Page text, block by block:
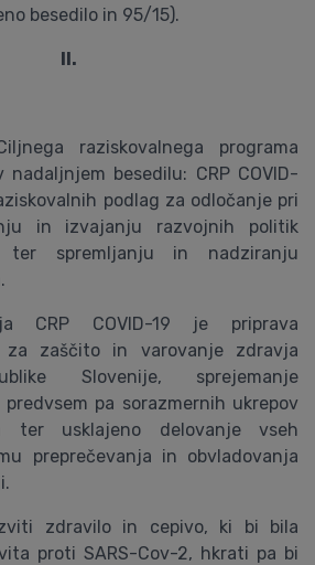
besedilo in 95/15).
II.
raziskovalnega programa
nadaljnjem besedilu: CRP COVID-
podlag za odločanje pri
in izvajanju razvojnih politik
ter spremljanju in nadziranju
CRP COVID-19 je priprava
za zaščito in varovanje zdravja
Slovenije, sprejemanje
pa sorazmernih ukrepov
ter usklajeno delovanje vseh
preprečevanja in obvladovanja
zdravilo in cepivo, ki bi bila
proti SARS-Cov-2, hkrati pa bi